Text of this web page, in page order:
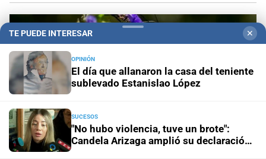
TE PUEDE INTERESAR ✕
OPINIÓN
El día que allanaron la casa del teniente
sublevado Estanislao López
SUCESOS
"No hubo violencia, tuve un brote":
Candela Arizaga amplió su declaración